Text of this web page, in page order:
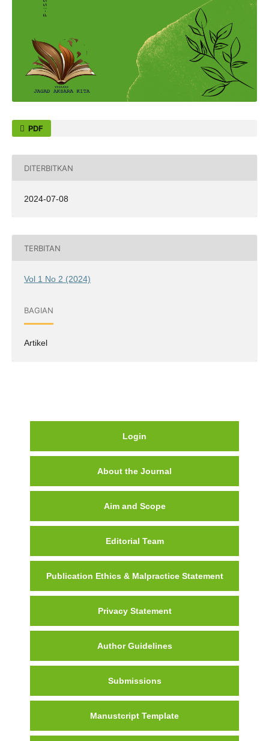
PDF
DITERBITKAN
2024-07-08
TERBITAN
Vol 1 No 2 (2024)
BAGIAN
Artikel
Login
About the Journal
Aim and Scope
Editorial Team
Publication Ethics & Malpractice Statement
Privacy Statement
Author Guidelines
Submissions
Manustcript Template